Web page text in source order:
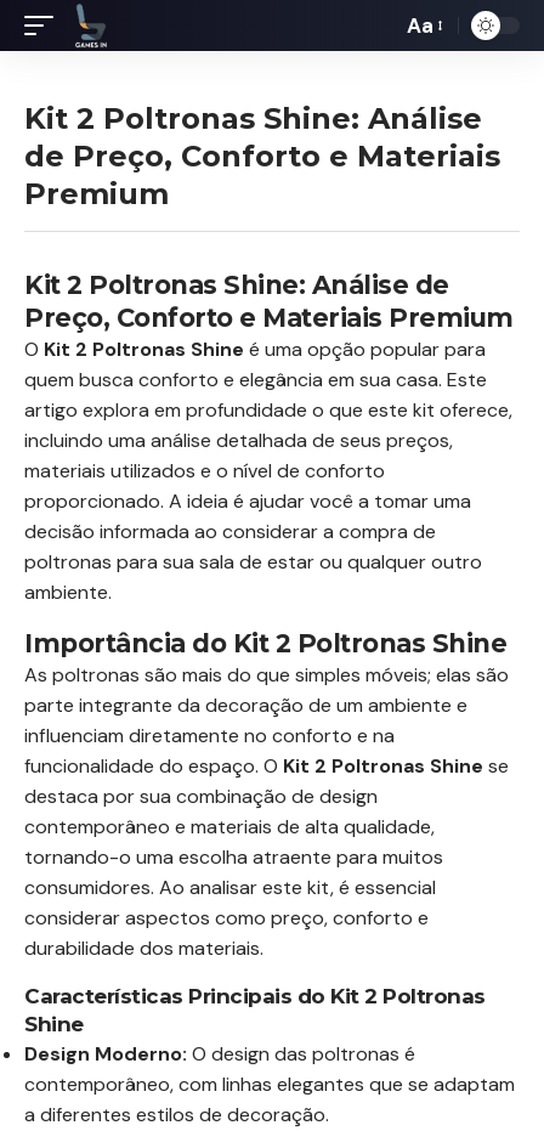
fontes
Aa
Kit 2 Poltronas Shine: Análise
de Preço, Conforto e Materiais
Premium
Kit 2 Poltronas Shine: Análise de
Preço, Conforto e Materiais Premium
O Kit 2 Poltronas Shine é uma opção popular para
quem busca conforto e elegância em sua casa. Este
artigo explora em profundidade o que este kit oferece,
incluindo uma análise detalhada de seus preços,
materiais utilizados e o nível de conforto
proporcionado. A ideia é ajudar você a tomar uma
decisão informada ao considerar a compra de
poltronas para sua sala de estar ou qualquer outro
ambiente.
Importância do Kit 2 Poltronas Shine
As poltronas são mais do que simples móveis; elas são
parte integrante da decoração de um ambiente e
influenciam diretamente no conforto e na
funcionalidade do espaço. O Kit 2 Poltronas Shine se
destaca por sua combinação de design
contemporâneo e materiais de alta qualidade,
tornando-o uma escolha atraente para muitos
consumidores. Ao analisar este kit, é essencial
considerar aspectos como preço, conforto e
durabilidade dos materiais.
Características Principais do Kit 2 Poltronas
Shine
Design Moderno: O design das poltronas é
contemporâneo, com linhas elegantes que se adaptam
a diferentes estilos de decoração.